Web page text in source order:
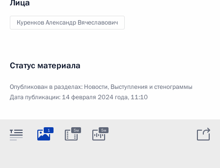
Лица
Куренков Александр Вячеславович
Статус материала
Опубликован в разделах: Новости, Выступления и стенограммы
Дата публикации: 14 февраля 2024 года, 11:10
1 5м 5м